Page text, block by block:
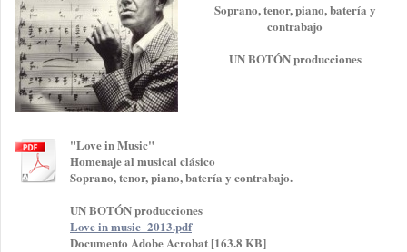
Soprano, tenor, piano, batería y
contrabajo
UN BOTÓN producciones
"Love in Music"
Homenaje al musical clásico
Soprano, tenor, piano, batería y contrabajo.
UN BOTÓN producciones
Love in music_2013.pdf
Documento Adobe Acrobat [163.8 KB]